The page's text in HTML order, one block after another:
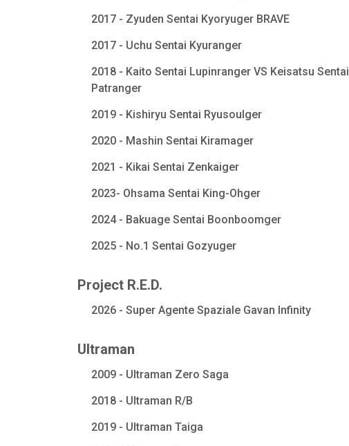
2017 - Zyuden Sentai Kyoryuger BRAVE
2017 - Uchu Sentai Kyuranger
2018 - Kaito Sentai Lupinranger VS Keisatsu Sentai
Patranger
2019 - Kishiryu Sentai Ryusoulger
2020 - Mashin Sentai Kiramager
2021 - Kikai Sentai Zenkaiger
2023- Ohsama Sentai King-Ohger
2024 - Bakuage Sentai Boonboomger
2025 - No.1 Sentai Gozyuger
Project R.E.D.
2026 - Super Agente Spaziale Gavan Infinity
Ultraman
2009 - Ultraman Zero Saga
2018 - Ultraman R/B
2019 - Ultraman Taiga